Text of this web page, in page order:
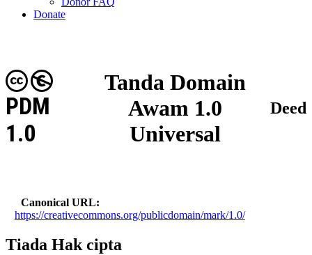
Donate
Tanda Domain
Awam 1.0
Universal
PDM
1.0
Deed
Canonical URL
https://creativecommons.org/publicdomain/mark/1.0/
Tiada Hak cipta